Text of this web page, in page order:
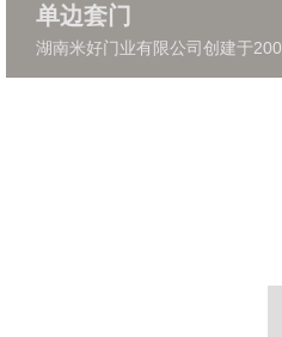
单边套门
湖南米好门业有限公司创建于